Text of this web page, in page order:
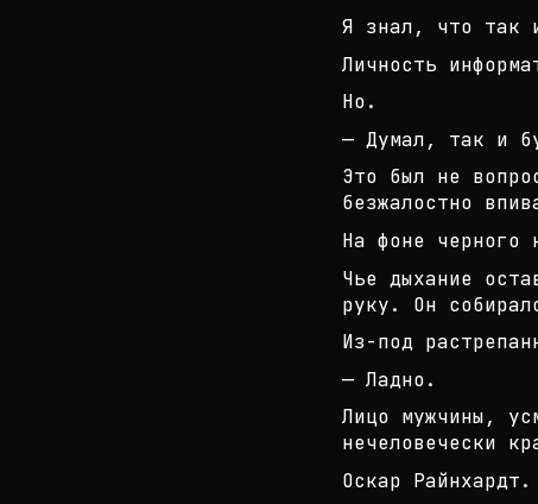
Я знал, что так
Личность
Но.
— Думал, так и
Это был не
безжалостно
На фоне черного
Чье дыхание
руку. Он
Из-под
— Ладно.
Лицо мужчины,
нечеловечески
Оскар Райнхардт.